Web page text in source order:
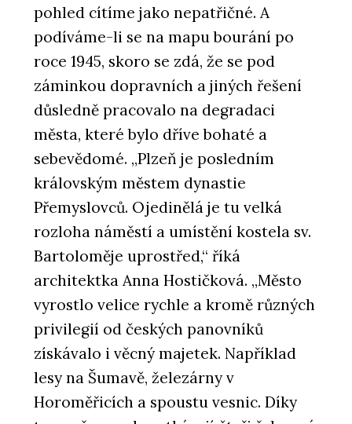
pohled cítíme jako nepatřičné. A
podíváme-li se na mapu bourání po
roce 1945, skoro se zdá, že se pod
záminkou dopravních a jiných řešení
důsledně pracovalo na degradaci
města, které bylo dříve bohaté a
sebevědomé. „Plzeň je posledním
královským městem dynastie
Přemyslovců. Ojedinělá je tu velká
rozloha náměstí a umístění kostela sv.
Bartoloměje uprostřed,“ říká
architektka Anna Hostičková. „Město
vyrostlo velice rychle a kromě různých
privilegií od českých panovníků
získávalo i věcný majetek. Například
lesy na Šumavě, železárny v
Horoměřicích a spoustu vesnic. Díky